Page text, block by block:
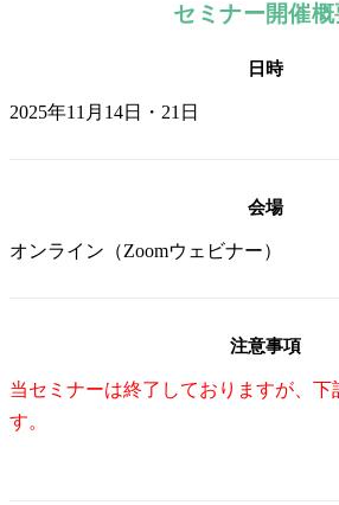
セミナー開催概
日時
2025年11月14日・21日
会場
オンライン（Zoomウェビナー）
注意事項
当セミナーは終了しておりますが、
す。